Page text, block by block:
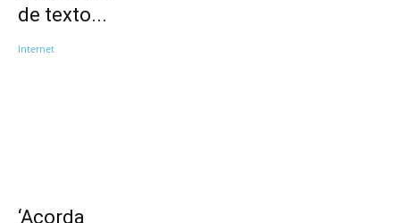
de texto...
Internet
‘Acorda